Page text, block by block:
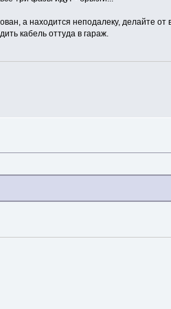
а находится неподалеку, делайте
кабель оттуда в гараж.